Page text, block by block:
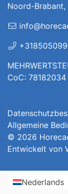
Noord-Brabant,
CoC: 78182034
Allgemeine
© 2026
Entwickelt von
Nederlands